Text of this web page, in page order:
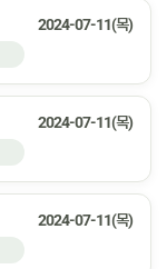
2024-07-11(목)
2024-07-11(목)
2024-07-11(목)